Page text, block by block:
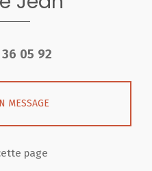
36 05 92
MESSAGE
page